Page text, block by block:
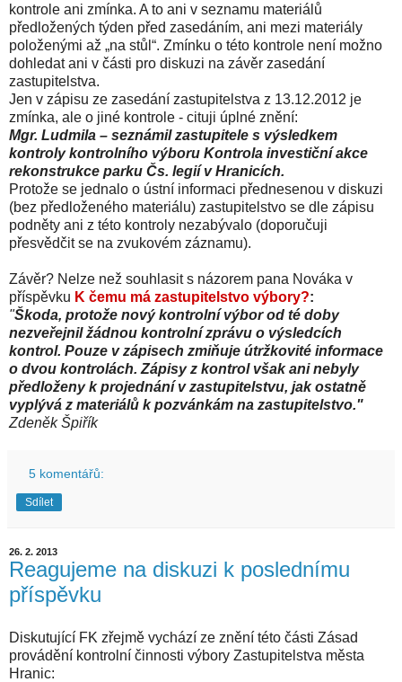
kontrole ani zmínka. A to ani v seznamu materiálů
předložených týden před zasedáním, ani mezi materiály
položenými až „na stůl“. Zmínku o této kontrole není možno
dohledat ani v části pro diskuzi na závěr zasedání
zastupitelstva.
Jen v zápisu ze zasedání zastupitelstva z 13.12.2012 je
zmínka, ale o jiné kontrole - cituji úplné znění:
Mgr. Ludmila – seznámil zastupitele s výsledkem
kontroly kontrolního výboru Kontrola investiční akce
rekonstrukce parku Čs. legií v Hranicích.
Protože se jednalo o ústní informaci přednesenou v diskuzi
(bez předloženého materiálu) zastupitelstvo se dle zápisu
podněty ani z této kontroly nezabývalo (doporučuji
přesvědčit se na zvukovém záznamu).
Závěr? Nelze než souhlasit s názorem pana Nováka v
příspěvku K čemu má zastupitelstvo výbory?:
"Škoda, protože nový kontrolní výbor od té doby
nezveřejnil žádnou kontrolní zprávu o výsledcích
kontrol. Pouze v zápisech zmiňuje útržkovité informace
o dvou kontrolách. Zápisy z kontrol však ani nebyly
předloženy k projednání v zastupitelstvu, jak ostatně
vyplývá z materiálů k pozvánkám na zastupitelstvo."
Zdeněk Špiřík
5 komentářů:
Sdílet
26. 2. 2013
Reagujeme na diskuzi k poslednímu
příspěvku
Diskutující FK zřejmě vychází ze znění této části Zásad
provádění kontrolní činnosti výbory Zastupitelstva města
Hranic: